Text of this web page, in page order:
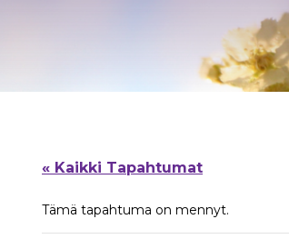
« Kaikki Tapahtumat
Tämä tapahtuma on mennyt.